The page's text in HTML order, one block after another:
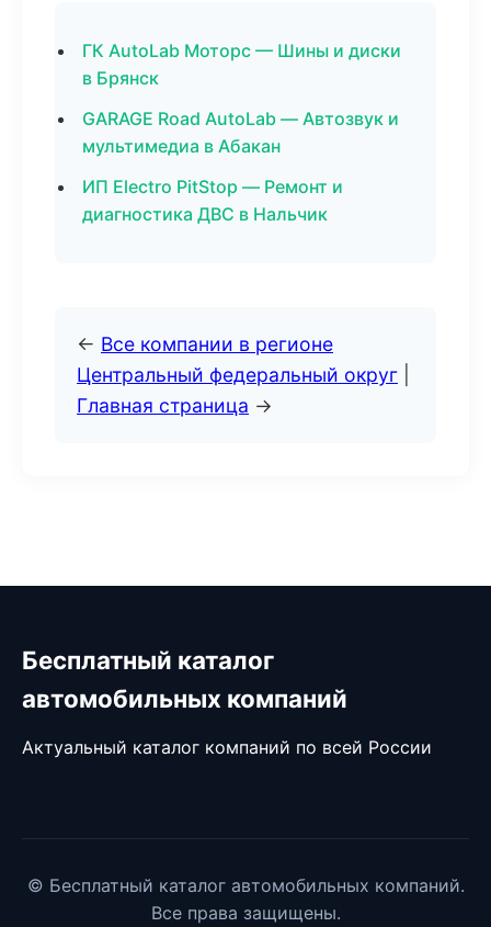
ГК AutoLab Моторс — Шины и диски
в Брянск
GARAGE Road AutoLab — Автозвук и
мультимедиа в Абакан
ИП Electro PitStop — Ремонт и
диагностика ДВС в Нальчик
← Все компании в регионе
Центральный федеральный округ
Главная страница →
Бесплатный каталог
автомобильных компаний
Актуальный каталог компаний по всей России
© Бесплатный каталог автомобильных компаний.
Все права защищены.